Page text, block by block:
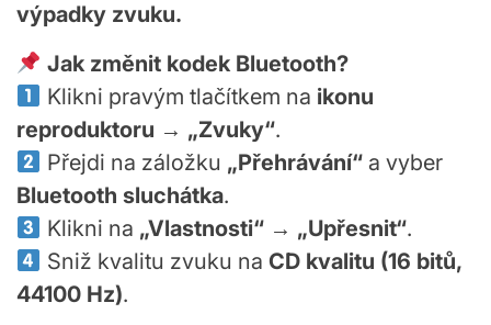
výpadky zvuku.
Jak změnit kodek Bluetooth?
Klikni pravým tlačítkem na ikonu
reproduktoru → „Zvuky“.
Přejdi na záložku „Přehrávání“a vyber
Bluetooth sluchátka.
Klikni na „Vlastnosti“→ „Upřesnit“.
Sniž kvalitu zvuku na CD kvalitu (16 bitů,
44100 Hz).